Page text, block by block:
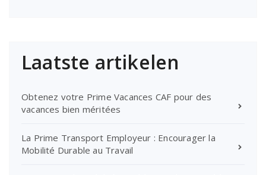
Laatste artikelen
Obtenez votre Prime Vacances CAF pour des
vacances bien méritées
La Prime Transport Employeur : Encourager la
Mobilité Durable au Travail